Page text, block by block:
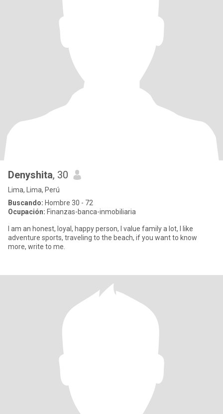
Denyshita, 30
Lima, Lima, Perú
Buscando: Hombre 30 - 72
Ocupación: Finanzas-banca-inmobiliaria
I am an honest, loyal, happy person, I value family a lot, I like
adventure sports, traveling to the beach, if you want to know
more, write to me.